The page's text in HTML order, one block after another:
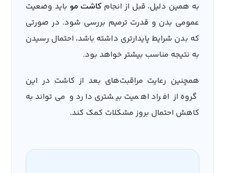
به همین دلیل، قبل از انجام کاشت مو باید وضعیت
عمومی بدن و قدرت ترمیم بررسی شود. در صورتی
که بدن شرایط پایدارتری داشته باشد، احتمال رسیدن
به نتیجه مناسب بیشتر خواهد بود.
همچنین رعایت مراقبت‌های بعد از کاشت در این
گروه از افراد اهمیت بیشتری دارد و می‌تواند به
کاهش احتمال بروز مشکلات کمک کند.